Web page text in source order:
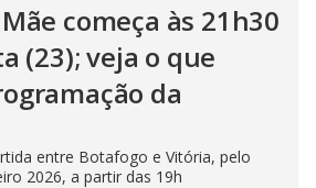
começa às 21h30
(23); veja o que
da
entre Botafogo e Vitória, pelo
2026, a partir das 19h